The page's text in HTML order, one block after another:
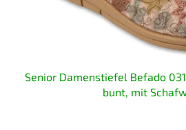
Senior Damenstiefel Befado
bunt, mit